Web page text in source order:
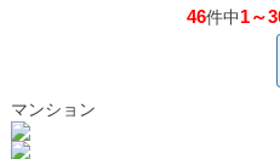
46件中1～
マンション